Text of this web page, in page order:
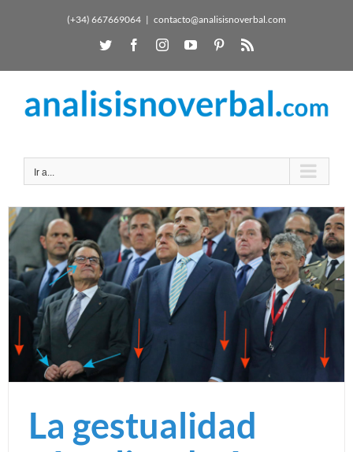
(+34) 667669064 | contacto@analisisnoverbal.com
Ir a...
La gestualidad